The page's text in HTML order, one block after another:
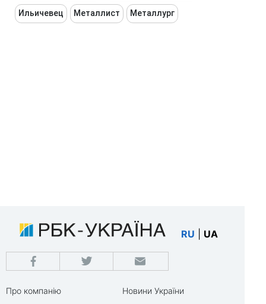
Ильичевец Металлист Металлург
RU UA
Про компанію
Новини України